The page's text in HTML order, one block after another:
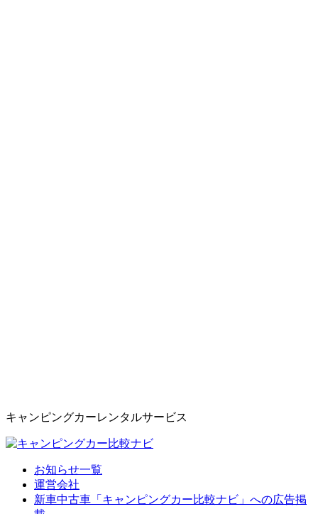
キャンピングカーレンタルサービス
お知らせ一覧
運営会社
新車中古車「キャンピングカー比較ナビ」への広告掲